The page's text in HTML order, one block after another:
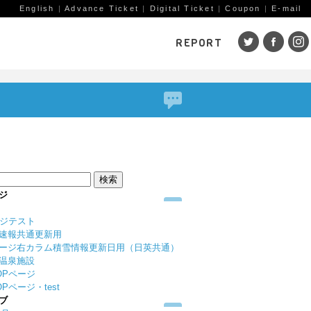
English |Advance Ticket | Digital Ticket |Coupon | E-mail
REPORT
SKI AREAS
五竜・47
野沢温泉
テスト
報共通更新用
ジ右カラム積雪情報更新日用（日英共通）
泉施設
ページ
ページ・test